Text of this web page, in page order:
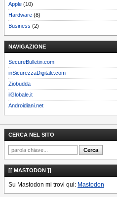
Apple (10)
Hardware (8)
Business (2)
NAVIGAZIONE
SecureBulletin.com
inSicurezzaDigitale.com
Ziobudda
ilGlobale.it
Androidiani.net
CERCA NEL SITO
[[ MASTODON ]]
Su Mastodon mi trovi qui: Mastodon